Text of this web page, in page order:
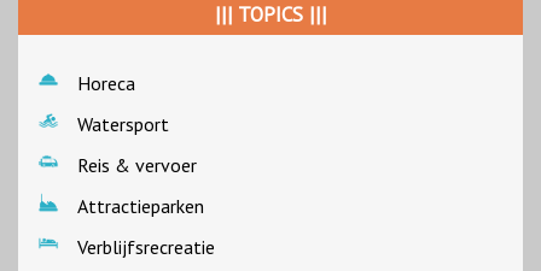
||| TOPICS |||
Horeca
Watersport
Reis & vervoer
Attractieparken
Verblijfsrecreatie